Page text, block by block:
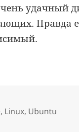
удачный
Правда
, Linux, Ubuntu